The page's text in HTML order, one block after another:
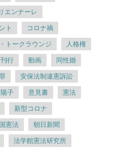
エンナーレ
ト コロナ禍
トークラウンジ 人格権
刊行 動画 同性婚
安保法制違憲訴訟
子 意見書 憲法
新型コロナ
憲法 朝日新聞
法学館憲法研究所